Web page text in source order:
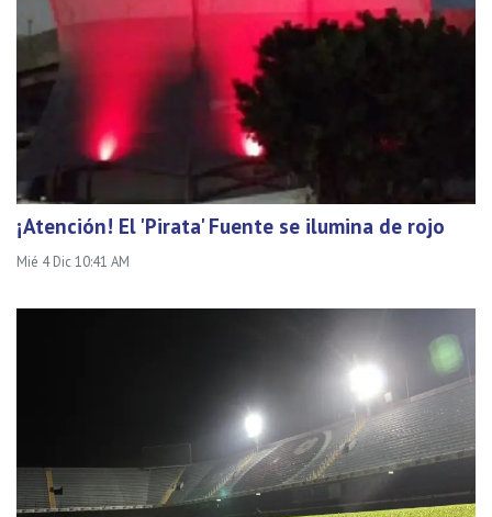
¡Atención! El 'Pirata' Fuente se ilumina de rojo
Mié 4 Dic 10:41 AM